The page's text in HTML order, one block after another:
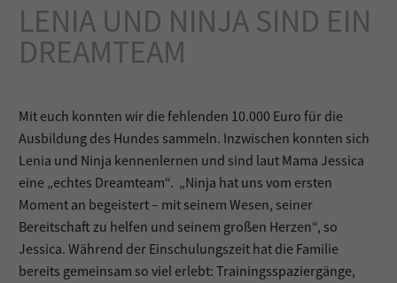
LENIA UND NINJA SIND EIN
DREAMTEAM
Mit euch konnten wir die fehlenden 10.000 Euro für die
Ausbildung des Hundes sammeln. Inzwischen konnten sich
Lenia und Ninja kennenlernen und sind laut Mama Jessica
eine „echtes Dreamteam“. „Ninja hat uns vom ersten
Moment an begeistert – mit seinem Wesen, seiner
Bereitschaft zu helfen und seinem großen Herzen“, so
Jessica. Während der Einschulungszeit hat die Familie
bereits gemeinsam so viel erlebt: Trainingsspaziergänge,